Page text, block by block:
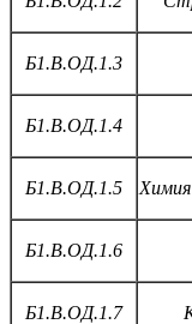
Б1.В.ОД.1.3
Б1.В.ОД.1.4
Б1.В.ОД.1.5
Б1.В.ОД.1.6
Б1.В.ОД.1.7